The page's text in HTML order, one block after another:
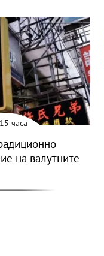
часа
на валутните